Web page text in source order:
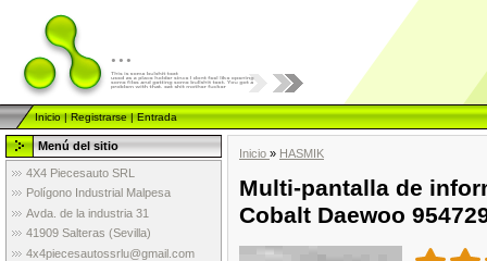
...
Inicio|Registrarse|Entrada
Menú del sitio
4X4 Piecesauto SRL
Polígono Industrial Malpesa
Avda. de la industria 31
41909 Salteras (Sevilla)
4x4piecesautossrlu@gmail.com
Inicio » HASMIK
Multi-pantalla de
Cobalt Daewoo